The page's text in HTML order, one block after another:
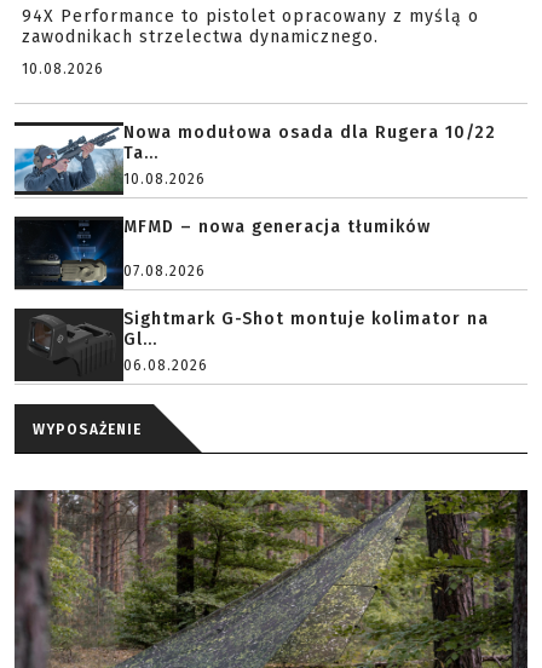
94X Performance to pistolet opracowany z myślą o
zawodnikach strzelectwa dynamicznego.
10.08.2026
Nowa modułowa osada dla Rugera 10/22
Ta...
10.08.2026
MFMD – nowa generacja tłumików
07.08.2026
Sightmark G-Shot montuje kolimator na
Gl...
06.08.2026
WYPOSAŻENIE